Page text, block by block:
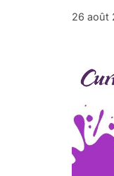
26 août